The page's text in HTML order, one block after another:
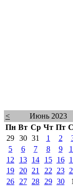
<
Июнь 2023
Пн Вт Ср Чт Пт
29 30 31 1 2
5
6 7 8 9
12
13 14 15 16
19
20 21 22 23
26
27 28 29 30 1